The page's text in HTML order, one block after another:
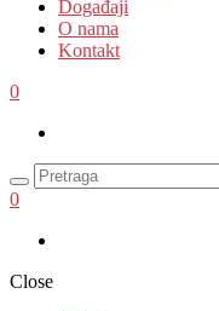
Događaji
O nama
Kontakt
0
0
Close